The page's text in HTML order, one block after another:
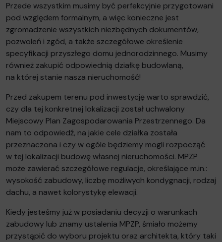
Przede wszystkim musimy być perfekcyjnie przygotowani
pod względem formalnym, a więc konieczne jest
zgromadzenie wszystkich niezbędnych dokumentów,
pozwoleń i zgód, a także szczegółowe określenie
specyfikacji przyszłego domu jednorodzinnego. Musimy
również zakupić odpowiednią działkę budowlaną,
na której stanie nasza nieruchomość!
Przed zakupem terenu pod inwestycję warto sprawdzić,
czy dla tej konkretnej lokalizacji został uchwalony
Miejscowy Plan Zagospodarowania Przestrzennego. Da
nam to odpowiedź, na jakie cele działka została
przeznaczona i czy w ogóle będziemy mogli rozpocząć
w tej lokalizacji budowę własnej nieruchomości. MPZP
może zawierać szczegółowe regulacje, określające m.in.:
wysokość zabudowy, liczbę możliwych kondygnacji, rodzaj
dachu, a nawet kolorystykę elewacji.
Kiedy jesteśmy już w posiadaniu decyzji o warunkach
zabudowy lub znamy ustalenia MPZP, śmiało możemy
przystąpić do wyboru projektu oraz architekta, który taki